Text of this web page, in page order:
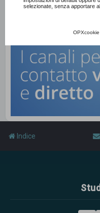
selezionate, senza apportare
OPXcookie
Indice